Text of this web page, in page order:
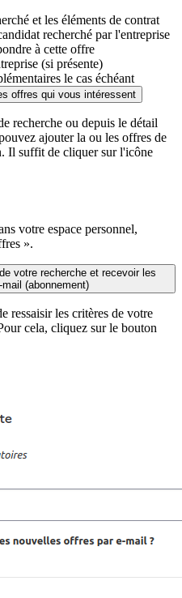
et les éléments de contrat
recherché par l'entreprise
à cette offre
(si présente)
le cas échéant
offres qui vous intéressent
recherche ou depuis le détail
ajouter la ou les offres de
Il suffit de cliquer sur l'icône
votre espace personnel,
».
votre recherche et recevoir les
(abonnement)
ressaisir les critères de votre
cela, cliquez sur le bouton